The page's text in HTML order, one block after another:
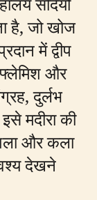
है, जो खोज
में द्वीप
फ्लेमिश और
दुर्लभ
मदीरा की
और कला
देखने